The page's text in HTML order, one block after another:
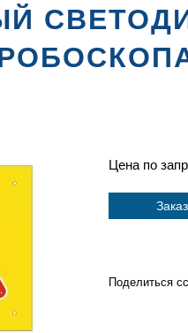
Цена по
Поделиться